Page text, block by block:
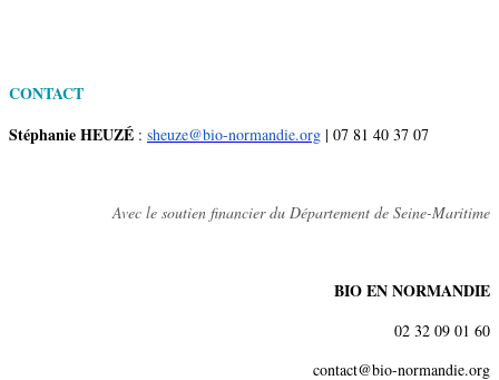
CONTACT
Stéphanie HEUZÉ : sheuze@bio-normandie.org | 07 81 40 37 07
Avec le soutien financier du Département de Seine-Maritime
BIO EN NORMANDIE
02 32 09 01 60
contact@bio-normandie.org